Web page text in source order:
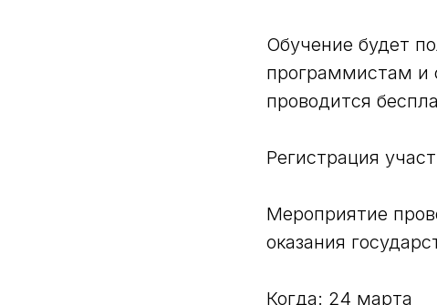
Обучение будет
программистам и
проводится
Регистрация
Мероприятие
оказания
Когда: 24 марта